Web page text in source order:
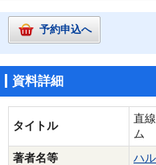
予約申込へ
資料詳細
タイトル
直
ム
著者名等
ハ